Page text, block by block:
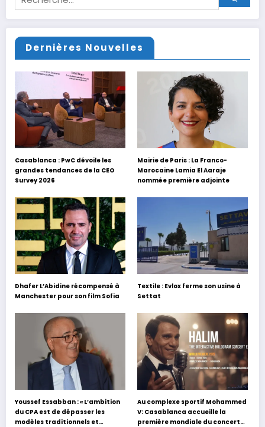
Dernières Nouvelles
Casablanca : PwC dévoile les
grandes tendances de la CEO
Survey 2026
Mairie de Paris : La Franco-
Marocaine Lamia El Aaraje
nommée première adjointe
Dhafer L’Abidine récompensé à
Manchester pour son film Sofia
Textile : Evlox ferme son usine à
Settat
Youssef Essabban : « L’ambition
du CPA est de dépasser les
modèles traditionnels et
Au complexe sportif Mohammed
V: Casablanca accueille la
première mondiale du concert